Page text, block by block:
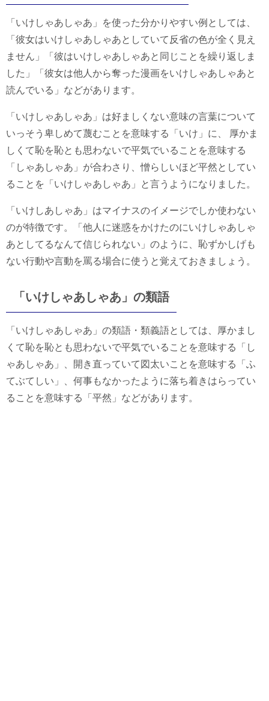
「いけしゃあしゃあ」を使った分かりやすい例としては、
「彼女はいけしゃあしゃあとしていて反省の色が全く見え
ません」「彼はいけしゃあしゃあと同じことを繰り返しま
した」「彼女は他人から奪った漫画をいけしゃあしゃあと
読んでいる」などがあります。
「いけしゃあしゃあ」は好ましくない意味の言葉について
いっそう卑しめて蔑むことを意味する「いけ」に、 厚かま
しくて恥を恥とも思わないで平気でいることを意味する
「しゃあしゃあ」が合わさり、憎らしいほど平然としてい
ることを「いけしゃあしゃあ」と言うようになりました。
「いけしあしゃあ」はマイナスのイメージでしか使わない
のが特徴です。「他人に迷惑をかけたのにいけしゃあしゃ
あとしてるなんて信じられない」のように、恥ずかしげも
ない行動や言動を罵る場合に使うと覚えておきましょう。
「いけしゃあしゃあ」の類語
「いけしゃあしゃあ」の類語・類義語としては、厚かまし
くて恥を恥とも思わないで平気でいることを意味する「し
ゃあしゃあ」、開き直っていて図太いことを意味する「ふ
てぶてしい」、何事もなかったように落ち着きはらってい
ることを意味する「平然」などがあります。